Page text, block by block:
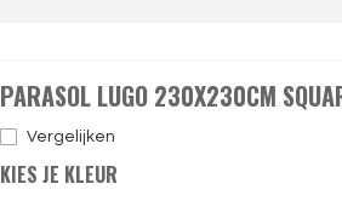
PARASOL LUGO 230X230CM
Vergelijken
KIES JE KLEUR